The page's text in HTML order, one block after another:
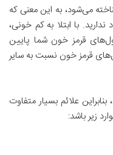
می‌شود، به این معنی که
با ابتلا به کم خونی،
قرمز خون شما پایین
قرمز خون نسبت به سایر
علائم بسیار متفاوت
زیر باشد: